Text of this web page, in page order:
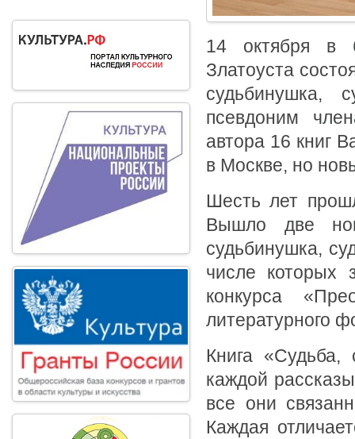
14 октября в
Златоуста
судьбинушка,
псевдоним
автора 16 книг
в Москве, но
Шесть лет
Вышло две
судьбинушка,
числе которых
конкурса
литературного
Книга
каждой
все они
Каждая